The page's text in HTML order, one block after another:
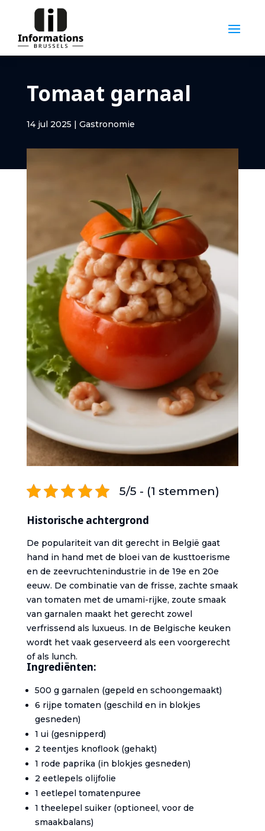
Tomaat garnaal
14 jul 2025 | Gastronomie
5/5 - (1 stemmen)
Historische achtergrond
De populariteit van dit gerecht in België gaat
hand in hand met de bloei van de kusttoerisme
en de zeevruchtenindustrie in de 19e en 20e
eeuw. De combinatie van de frisse, zachte smaak
van tomaten met de umami-rijke, zoute smaak
van garnalen maakt het gerecht zowel
verfrissend als luxueus. In de Belgische keuken
wordt het vaak geserveerd als een voorgerecht
of als lunch.
Ingrediënten:
500 g garnalen (gepeld en schoongemaakt)
6 rijpe tomaten (geschild en in blokjes
gesneden)
1 ui (gesnipperd)
2 teentjes knoflook (gehakt)
1 rode paprika (in blokjes gesneden)
2 eetlepels olijfolie
1 eetlepel tomatenpuree
1 theelepel suiker (optioneel, voor de
smaakbalans)